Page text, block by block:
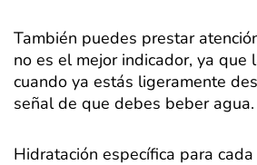
También puedes prestar
no es el mejor indicador, ya que
cuando ya estás ligeramente
señal de que debes beber agua.
Hidratación específica para